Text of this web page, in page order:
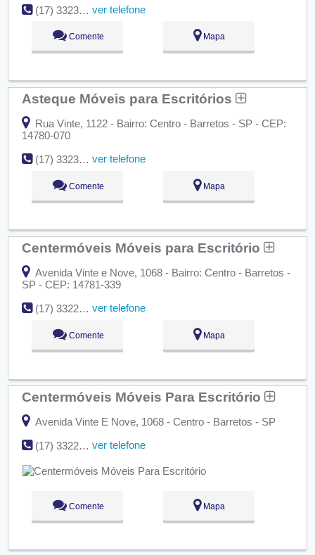
(17) 3323-1073
ver telefone
Comente Mapa
Asteque Móveis para Escritórios
Rua Vinte, 1122 - Bairro: Centro - Barretos - SP - CEP:
14780-070
(17) 3323-1051
ver telefone
Comente Mapa
Centermóveis Móveis para Escritório
Avenida Vinte e Nove, 1068 - Bairro: Centro - Barretos -
SP - CEP: 14781-339
(17) 3322-2233
ver telefone
Comente Mapa
Centermóveis Móveis Para Escritório
Avenida Vinte E Nove, 1068 - Centro - Barretos - SP
(17) 3322-2213
ver telefone
Comente Mapa